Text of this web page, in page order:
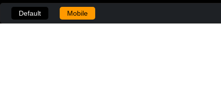
Default Mobile